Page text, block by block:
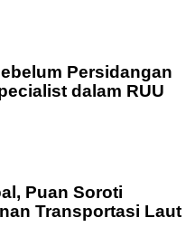
Persidangan
dalam RUU
Puan Soroti
Transportasi Laut